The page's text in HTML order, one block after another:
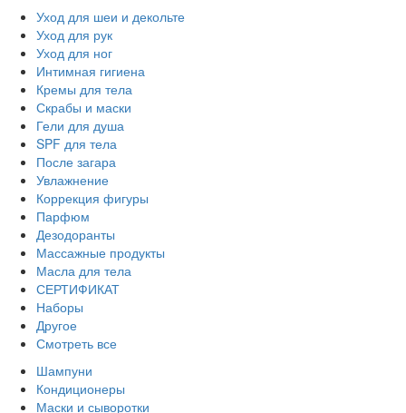
Уход для шеи и декольте
Уход для рук
Уход для ног
Интимная гигиена
Кремы для тела
Скрабы и маски
Гели для душа
SPF для тела
После загара
Увлажнение
Коррекция фигуры
Парфюм
Дезодоранты
Массажные продукты
Масла для тела
СЕРТИФИКАТ
Наборы
Другое
Смотреть все
Шампуни
Кондиционеры
Маски и сыворотки